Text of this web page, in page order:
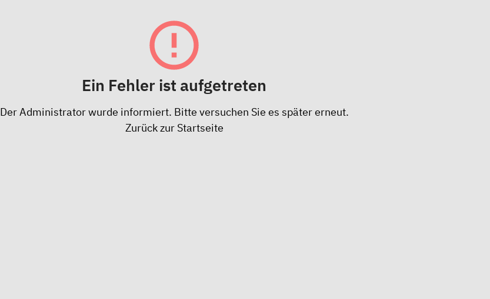
Ein Fehler ist aufgetreten
Der Administrator wurde informiert. Bitte versuchen Sie es später erneut.
Zurück zur Startseite